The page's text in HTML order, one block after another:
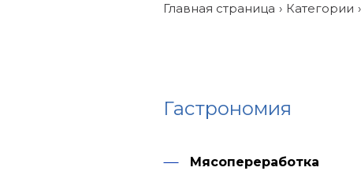
Главная страница Категории
Гастрономия
Мясопереработка